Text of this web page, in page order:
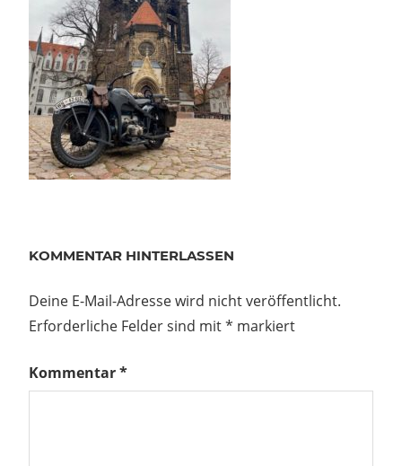
KOMMENTAR HINTERLASSEN
Deine E-Mail-Adresse wird nicht veröffentlicht.
Erforderliche Felder sind mit* markiert
Kommentar*